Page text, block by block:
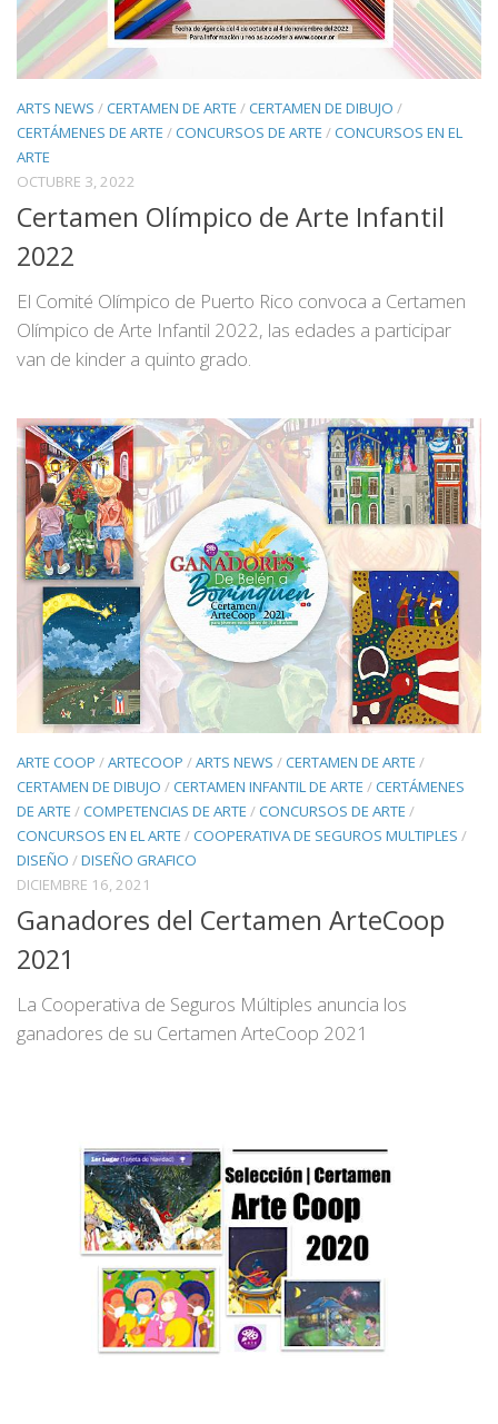
ARTS NEWS /CERTAMEN DE ARTE /CERTAMEN DE DIBUJO /
CERTÁMENES DE ARTE /CONCURSOS DE ARTE /CONCURSOS EN EL
ARTE
OCTUBRE 3, 2022
Certamen Olímpico de Arte Infantil
2022
El Comité Olímpico de Puerto Rico convoca a Certamen
Olímpico de Arte Infantil 2022, las edades a participar
van de kinder a quinto grado.
ARTE COOP /ARTECOOP /ARTS NEWS /CERTAMEN DE ARTE /
CERTAMEN DE DIBUJO /CERTAMEN INFANTIL DE ARTE /CERTÁMENES
DE ARTE /COMPETENCIAS DE ARTE /CONCURSOS DE ARTE /
CONCURSOS EN EL ARTE /COOPERATIVA DE SEGUROS MULTIPLES /
DISEÑO /DISEÑO GRAFICO
DICIEMBRE 16, 2021
Ganadores del Certamen ArteCoop
2021
La Cooperativa de Seguros Múltiples anuncia los
ganadores de su Certamen ArteCoop 2021